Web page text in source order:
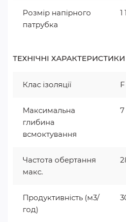
Розмір напірного
патрубка
1
ТЕХНІЧНІ ХАРАКТЕРИСТИКИ
Клас ізоляції F
Максимальна
глибина
всмоктування
Частота обертання
макс.
Продуктивність (м3/
год)